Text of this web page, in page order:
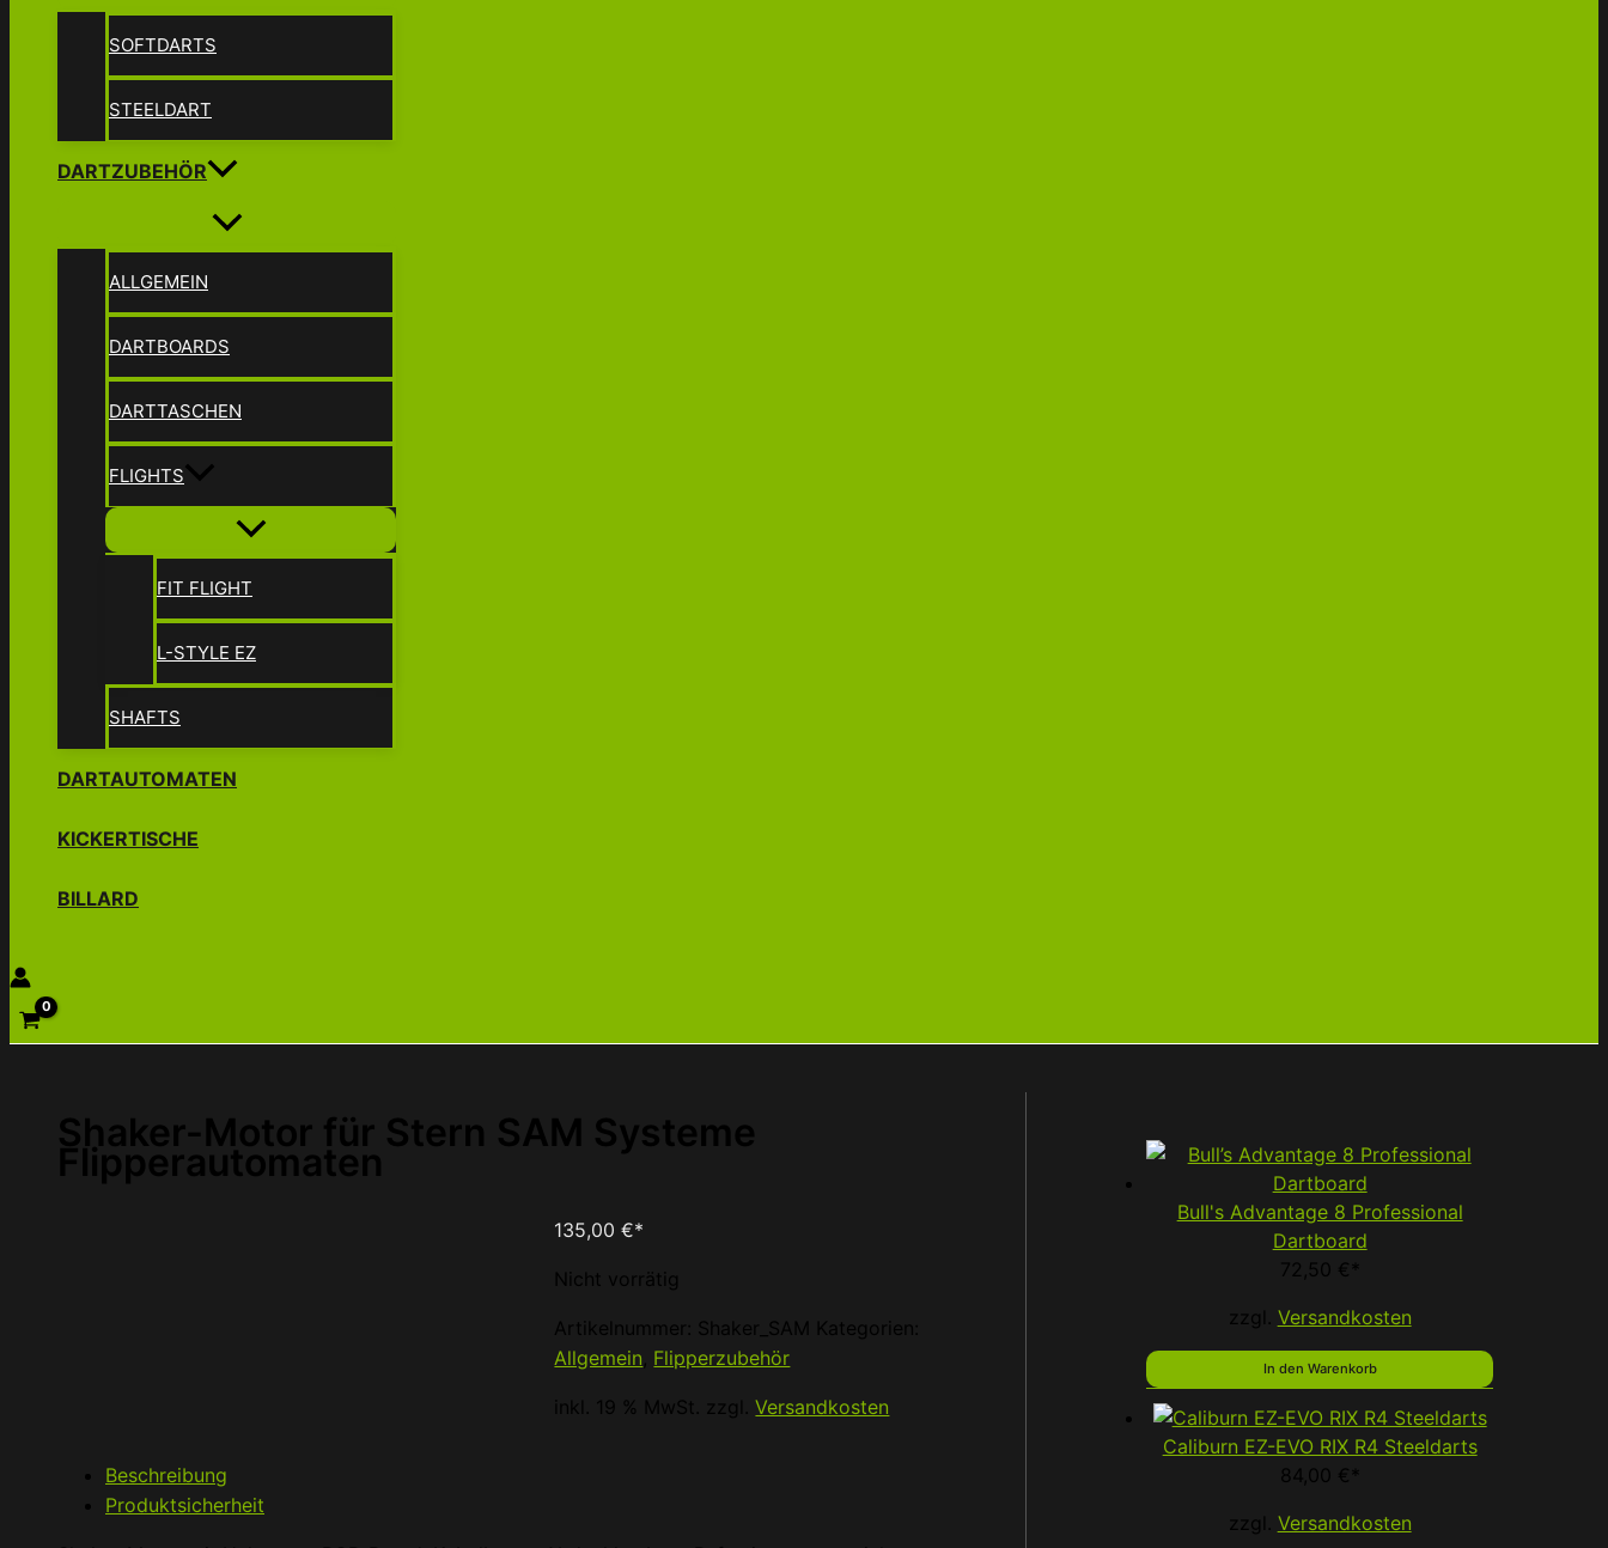
SOFTDARTS
STEELDART
DARTZUBEHÖR
ALLGEMEIN
DARTBOARDS
DARTTASCHEN
FLIGHTS
FIT FLIGHT
L-STYLE EZ
SHAFTS
DARTAUTOMATEN
KICKERTISCHE
BILLARD
Shaker-Motor für Stern SAM Systeme
Flipperautomaten
135,00€*
Nicht vorrätig
Artikelnummer: Shaker_SAM Kategorien:
Allgemein, Flipperzubehör
inkl. 19 % MwSt. zzgl.Versandkosten
Beschreibung
Produktsicherheit
Bull's Advantage 8 Professional
Dartboard
72,50 € *
zzgl. Versandkosten
In den Warenkorb
Caliburn EZ-EVO RIX R4 Steeldarts
84,00 € *
zzgl. Versandkosten